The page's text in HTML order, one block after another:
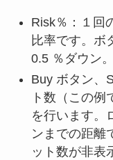
Risk％：１回
比率です。ボ
0.5 ％ダウン
Buy ボタン、
ト数（この
を行います。
ンまでの距離
ット数が非表